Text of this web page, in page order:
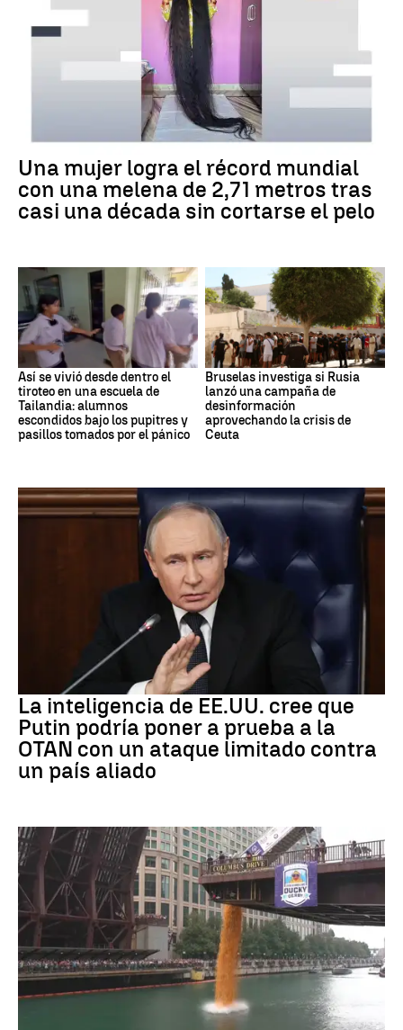
Una mujer logra el récord mundial
con una melena de 2,71 metros tras
casi una década sin cortarse el pelo
Así se vivió desde dentro el
tiroteo en una escuela de
Tailandia: alumnos
escondidos bajo los pupitres y
pasillos tomados por el pánico
Bruselas investiga si Rusia
lanzó una campaña de
desinformación
aprovechando la crisis de
Ceuta
La inteligencia de EE.UU. cree que
Putin podría poner a prueba a la
OTAN con un ataque limitado contra
un país aliado